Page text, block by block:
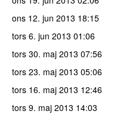
ons 12. jun 2013 18:15
tors 6. jun 2013 01:06
tors 30. maj 2013 07:56
tors 23. maj 2013 05:06
tors 16. maj 2013 12:46
tors 9. maj 2013 14:03